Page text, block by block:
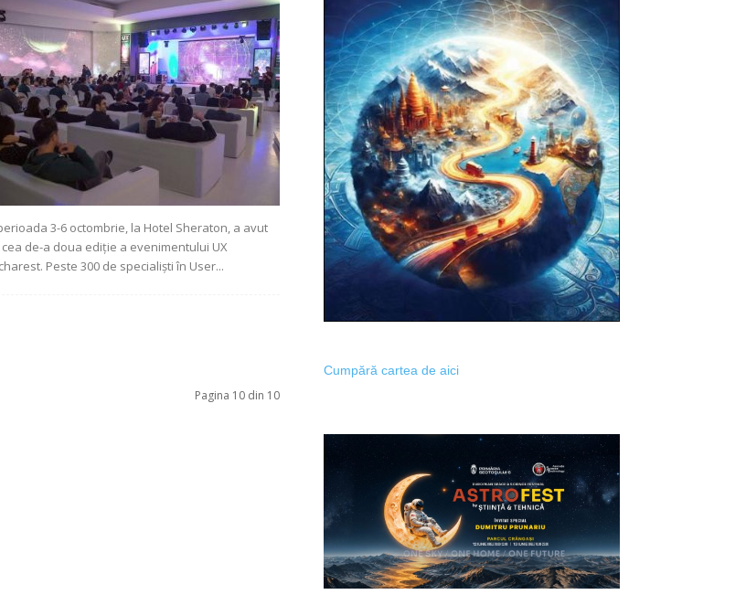
3-6 octombrie, la Hotel Sheraton, a avut
cea de-a doua ediție a evenimentului UX
Peste 300 de specialiști în User...
Pagina 10 din 10
Cumpără cartea de aici